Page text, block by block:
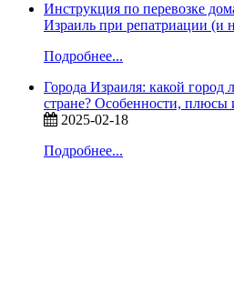
Инструкция по перевозке
Израиль при репатриации (и
Подробнее...
Города Израиля: какой город
стране? Особенности, плюсы
2025-02-18
Подробнее...